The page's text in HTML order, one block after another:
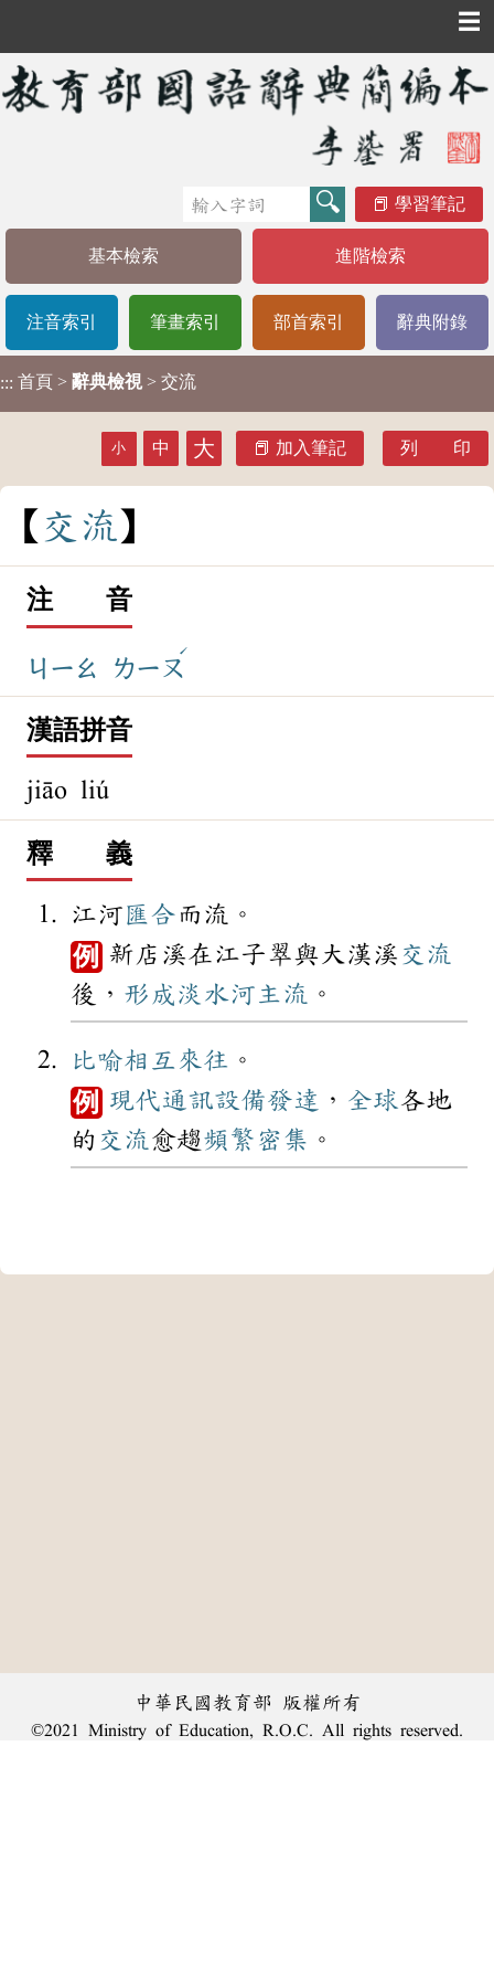
☰
學習筆記
基本檢索 進階檢索
注音索引 筆畫索引 部首索引 辭典附錄
::: 首頁 > 辭典檢視 > 交流
小 中 大 加入筆記 列 印
交 流
注 音
ㄐㄧㄠ ㄌㄧㄡ
ˊ
漢語拼音
jiāo liú
釋 義
江河匯合 而流。
例 新店溪在江子翠與大漢溪 交流
後， 形成淡水河 主流 。
比喻相互 來往 。
例 現代通訊設備發達 ， 全球各地
的 交流 愈趨頻繁 密集 。
中華民國教育部 版權所有
©2021 Ministry of Education, R.O.C. All rights reserved.